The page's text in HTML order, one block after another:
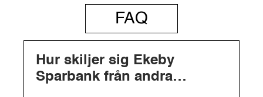
FAQ
Hur skiljer sig Ekeby
Sparbank från andra